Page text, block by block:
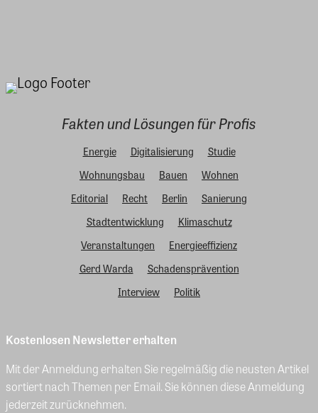
Fakten und Lösungen für Profis
Energie Digitalisierung
Studie
Wohnungsbau
Bauen
Wohnen
Editorial
Recht Berlin
Sanierung
Stadtentwicklung
Klimaschutz
Veranstaltungen
Energieeffizienz
Gerd Warda
Schadensprävention
Interview
Politik
Kostenlosen Newsletter erhalten
Mit der Anmeldung erhalten Sie regelmäßig die neusten Artikel
sortiert nach Themen per Email. Sie können diese Anmeldung
jederzeit zurücknehmen.